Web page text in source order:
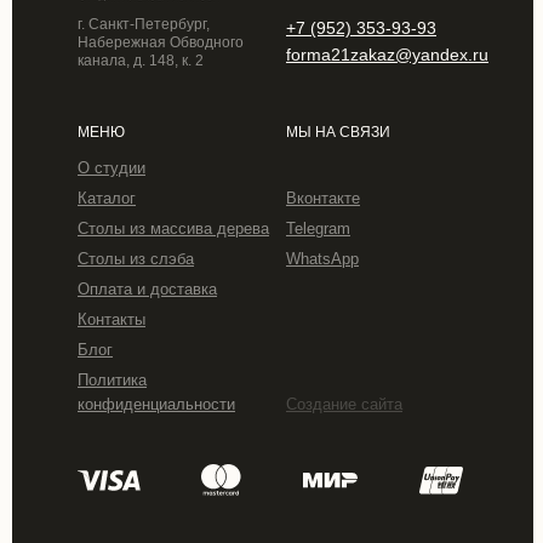
+7 (952) 353-93-93
forma21zakaz@yandex.ru
г. Санкт-Петербург,
Набережная Обводного
канала, д. 148, к. 2
МЕНЮ
О студии
Каталог
Столы из массива дерева
Столы из слэба
Оплата и доставка
Контакты
Блог
Политика
конфиденциальности
МЫ НА СВЯЗИ
Вконтакте
WhatsApp
Telegram
Создание сайта